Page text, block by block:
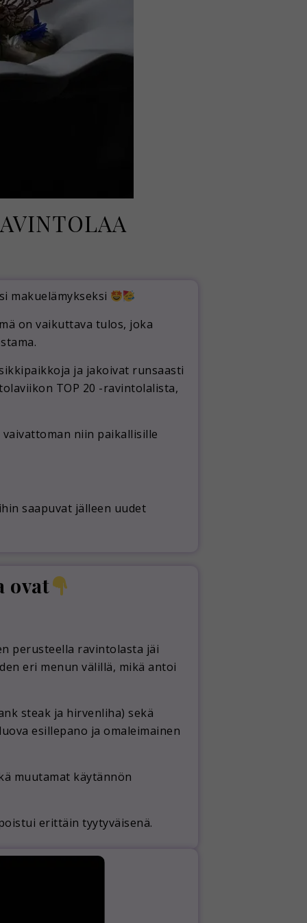
makuelämykseksi
on vaikuttava tulos, joka
ja jakoivat runsaasti
TOP 20 -ravintolalista,
niin paikallisille
saapuvat jälleen uudet
ovat
perusteella ravintolasta jäi
eri menun välillä, mikä antoi
steak ja hirvenliha) sekä
esillepano ja omaleimainen
muutamat käytännön
erittäin tyytyväisenä.